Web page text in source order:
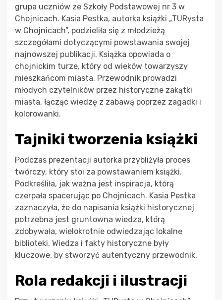
grupa uczniów ze Szkoły Podstawowej nr 3 w
Chojnicach. Kasia Pestka, autorka książki „TURysta
w Chojnicach”, podzieliła się z młodzieżą
szczegółami dotyczącymi powstawania swojej
najnowszej publikacji. Książka opowiada o
chojnickim turze, który od wieków towarzyszy
mieszkańcom miasta. Przewodnik prowadzi
młodych czytelników przez historyczne zakątki
miasta, łącząc wiedzę z zabawą poprzez zagadki i
kolorowanki.
Tajniki tworzenia książki
Podczas prezentacji autorka przybliżyła proces
twórczy, który stoi za powstawaniem książki.
Podkreśliła, jak ważna jest inspiracja, którą
czerpała spacerując po Chojnicach. Kasia Pestka
zaznaczyła, że do napisania książki historycznej
potrzebna jest gruntowna wiedza, którą
zdobywała, wielokrotnie odwiedzając lokalne
biblioteki. Wiedza i fakty historyczne były
kluczowe, by stworzyć autentyczny przewodnik.
Rola redakcji i ilustracji